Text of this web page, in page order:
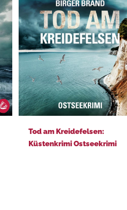
Tod am Kreidefelsen: Küstenkrimi Ostseekrimi
Tod am Kreidefelsen:
Küstenkrimi Ostseekrimi